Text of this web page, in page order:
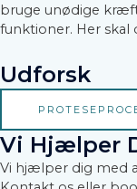
bruge unødige
funktioner. Her skal
Udforsk
Vi Hjælper
Vi hjælper dig med